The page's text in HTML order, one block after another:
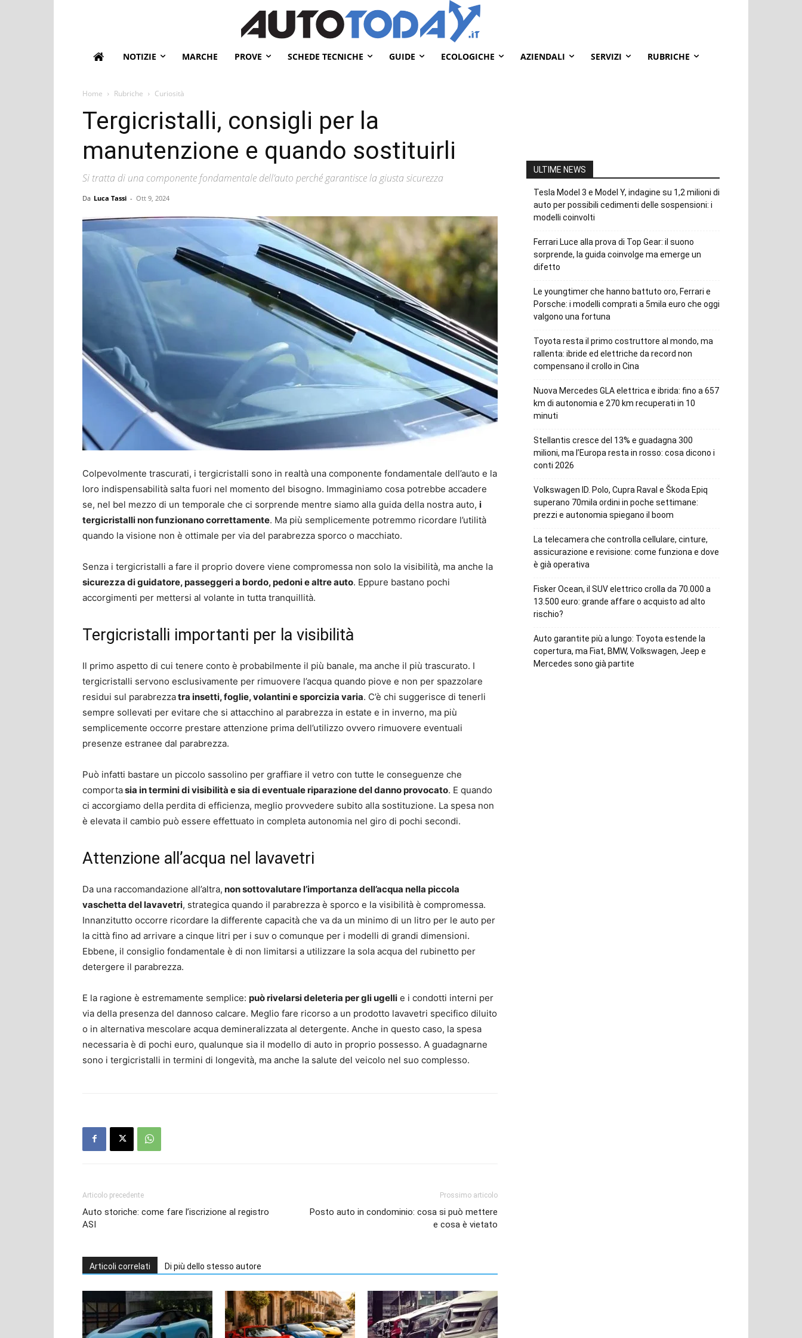
NOTIZIE MARCHE PROVE SCHEDE TECNICHE GUIDE ECOLOGICHE AZIENDALI SERVIZI RUBRICHE
Home Rubriche Curiosità
Tergicristalli, consigli per la
manutenzione e quando sostituirli
Si tratta di una componente fondamentale dell’auto perché garantisce la giusta sicurezza
Da Luca Tassi - Ott 9, 2024
Colpevolmente trascurati, i tergicristalli sono in realtà una componente fondamentale dell’auto e la
loro indispensabilità salta fuori nel momento del bisogno. Immaginiamo cosa potrebbe accadere
se, nel bel mezzo di un temporale che ci sorprende mentre siamo alla guida della nostra auto, i
tergicristalli non funzionano correttamente. Ma più semplicemente potremmo ricordare l’utilità
quando la visione non è ottimale per via del parabrezza sporco o macchiato.
Senza i tergicristalli a fare il proprio dovere viene compromessa non solo la visibilità, ma anche la
sicurezza di guidatore, passeggeri a bordo, pedoni e altre auto. Eppure bastano pochi
accorgimenti per mettersi al volante in tutta tranquillità.
Tergicristalli importanti per la visibilità
Il primo aspetto di cui tenere conto è probabilmente il più banale, ma anche il più trascurato. I
tergicristalli servono esclusivamente per rimuovere l’acqua quando piove e non per spazzolare
residui sul parabrezzatra insetti, foglie, volantini e sporcizia varia. C’è chi suggerisce di tenerli
sempre sollevati per evitare che si attacchino al parabrezza in estate e in inverno, ma più
semplicemente occorre prestare attenzione prima dell’utilizzo ovvero rimuovere eventuali
presenze estranee dal parabrezza.
Può infatti bastare un piccolo sassolino per graffiare il vetro con tutte le conseguenze che
comportasia in termini di visibilità e sia di eventuale riparazione del danno provocato. E quando
ci accorgiamo della perdita di efficienza, meglio provvedere subito alla sostituzione. La spesa non
è elevata il cambio può essere effettuato in completa autonomia nel giro di pochi secondi.
Attenzione all’acqua nel lavavetri
Da una raccomandazione all’altra, non sottovalutare l’importanza dell’acqua nella piccola
vaschetta del lavavetri, strategica quando il parabrezza è sporco e la visibilità è compromessa.
Innanzitutto occorre ricordare la differente capacità che va da un minimo di un litro per le auto per
la città fino ad arrivare a cinque litri per i suv o comunque per i modelli di grandi dimensioni.
Ebbene, il consiglio fondamentale è di non limitarsi a utilizzare la sola acqua del rubinetto per
detergere il parabrezza.
E la ragione è estremamente semplice: può rivelarsi deleteria per gli ugelli e i condotti interni per
via della presenza del dannoso calcare. Meglio fare ricorso a un prodotto lavavetri specifico diluito
o in alternativa mescolare acqua demineralizzata al detergente. Anche in questo caso, la spesa
necessaria è di pochi euro, qualunque sia il modello di auto in proprio possesso. A guadagnarne
sono i tergicristalli in termini di longevità, ma anche la salute del veicolo nel suo complesso.
Articolo precedente
Auto storiche: come fare l’iscrizione al registro
ASI
Prossimo articolo
Posto auto in condominio: cosa si può mettere
e cosa è vietato
Articoli correlati Di più dello stesso autore
ULTIME NEWS
Tesla Model 3 e Model Y, indagine su 1,2 milioni di
auto per possibili cedimenti delle sospensioni: i
modelli coinvolti
Ferrari Luce alla prova di Top Gear: il suono
sorprende, la guida coinvolge ma emerge un
difetto
Le youngtimer che hanno battuto oro, Ferrari e
Porsche: i modelli comprati a 5mila euro che oggi
valgono una fortuna
Toyota resta il primo costruttore al mondo, ma
rallenta: ibride ed elettriche da record non
compensano il crollo in Cina
Nuova Mercedes GLA elettrica e ibrida: fino a 657
km di autonomia e 270 km recuperati in 10
minuti
Stellantis cresce del 13% e guadagna 300
milioni, ma l’Europa resta in rosso: cosa dicono i
conti 2026
Volkswagen ID. Polo, Cupra Raval e Škoda Epiq
superano 70mila ordini in poche settimane:
prezzi e autonomia spiegano il boom
La telecamera che controlla cellulare, cinture,
assicurazione e revisione: come funziona e dove
è già operativa
Fisker Ocean, il SUV elettrico crolla da 70.000 a
13.500 euro: grande affare o acquisto ad alto
rischio?
Auto garantite più a lungo: Toyota estende la
copertura, ma Fiat, BMW, Volkswagen, Jeep e
Mercedes sono già partite